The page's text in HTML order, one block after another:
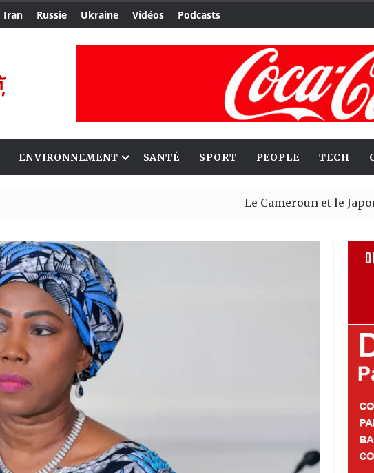
Iran Russie Ukraine Vidéos Podcasts
ENVIRONNEMENT SANTÉ SPORT PEOPLE TECH
Le Cameroun et le Japon